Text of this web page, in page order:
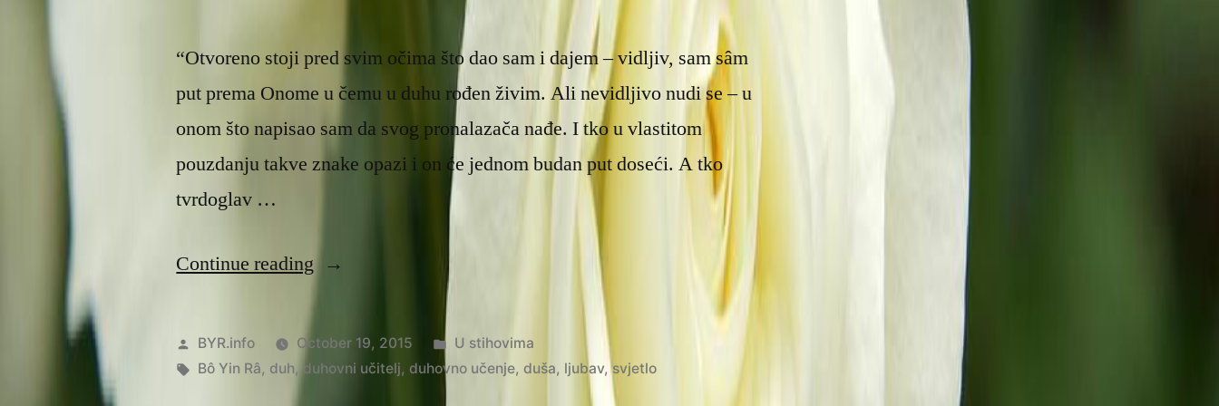
“Otvoreno stoji pred svim očima što dao sam i dajem – vidljiv, sam sâm
put prema Onome u čemu u duhu rođen živim. Ali nevidljivo nudi se – u
onom što napisao sam da svog pronalazača nađe. I tko u vlastitom
pouzdanju takve znake opazi i on će jednom budan put doseći. A tko
tvrdoglav …
Continue reading “Otvorena
Posted
by
BYR.info October 19, 2015
Posted
in
U stihovima
Tags:
Bô Yin Râ, duh, duhovni učitelj, duhovno učenje, duša, ljubav,svjetlo